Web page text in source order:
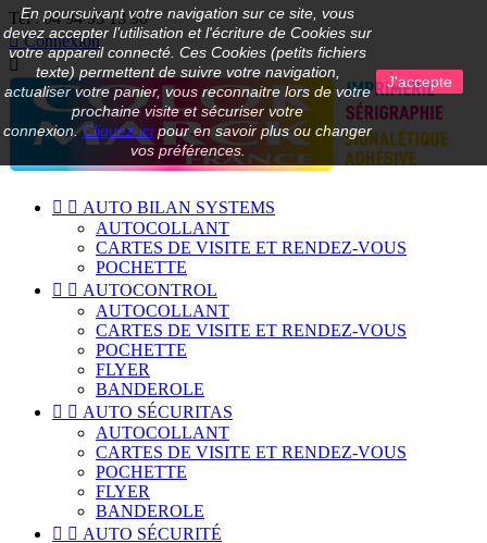
En poursuivant votre navigation sur ce site, vous
devez accepter l’utilisation et l'écriture de Cookies sur
votre appareil connecté. Ces Cookies (petits fichiers
texte) permettent de suivre votre navigation,
actualiser votre panier, vous reconnaitre lors de votre
prochaine visite et sécuriser votre
connexion.Cliquez-icipour en savoir plus ou changer
vos préférences.
J'accepte
Tel :04 94 95 13 90
 Connexion

  AUTO BILAN SYSTEMS
AUTOCOLLANT
CARTES DE VISITE ET RENDEZ-VOUS
POCHETTE
  AUTOCONTROL
AUTOCOLLANT
CARTES DE VISITE ET RENDEZ-VOUS
POCHETTE
FLYER
BANDEROLE
  AUTO SÉCURITAS
AUTOCOLLANT
CARTES DE VISITE ET RENDEZ-VOUS
POCHETTE
FLYER
BANDEROLE
  AUTO SÉCURITÉ